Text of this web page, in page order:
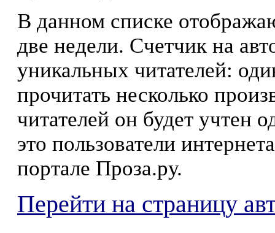
В данном списке
две недели. Счетчик на
уникальных читателей:
прочитать несколько
читателей он будет учтен
это пользователи
портале Проза.ру.
Перейти на страницу